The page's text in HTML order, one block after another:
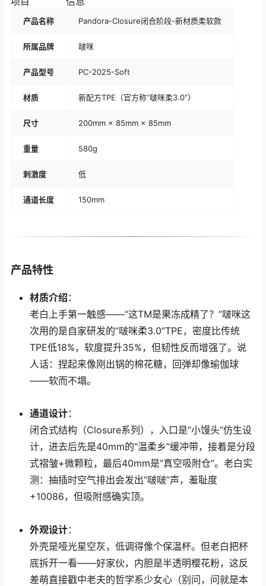
产品名称 Pandora-Closure闭合阶段-新材质柔软款
所属品牌 啵咪
产品型号 PC-2025-Soft
材质 新配方TPE（官方称“啵咪柔3.0”）
尺寸 200mm × 85mm × 85mm
重量 580g
刺激度 低
通道长度 150mm
产品特性
材质介绍 ：
老白上手第一触感——“这TM是果冻成精了？”啵咪这
次用的是自家研发的“啵咪柔3.0”TPE，密度比传统
TPE低18%，软度提升35%，但韧性反而增强了。说
人话：捏起来像刚出锅的棉花糖，回弹却像瑜伽球
——软而不塌。
通道设计：
闭合式结构（Closure系列），入口是“小馒头”仿生设
计，进去后先是40mm的“温柔乡”缓冲带，接着是分段
式褶皱+微颗粒，最后40mm是“真空吸附仓”。老白实
测：抽插时空气排出会发出“啵啵”声，羞耻度
+10086，但吸附感确实顶。
外观设计：
外壳是哑光星空灰，低调得像个保温杯。但老白把杯
底拆开一看——好家伙，内胆是半透明樱花粉，这反
差萌直接戳中老夫的哲学系少女心（别问，问就是本